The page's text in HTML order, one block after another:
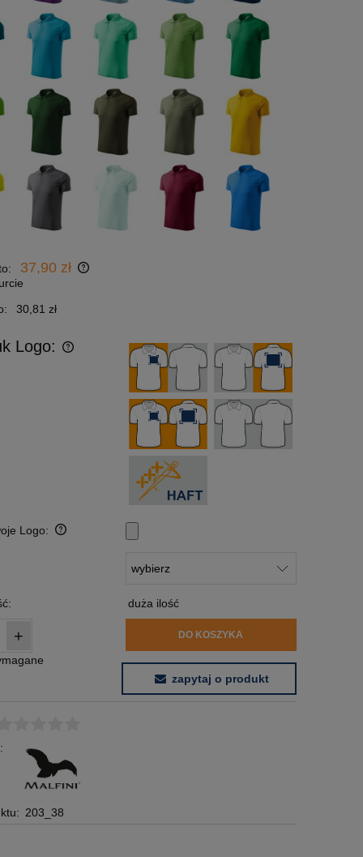
37,90 zł
30,81 zł
Logo:
Logo:
duża ilość
+ DO KOSZYKA
zapytaj o produkt
203_38